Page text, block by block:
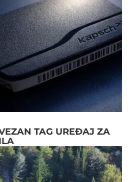
TAG UREĐAJ ZA